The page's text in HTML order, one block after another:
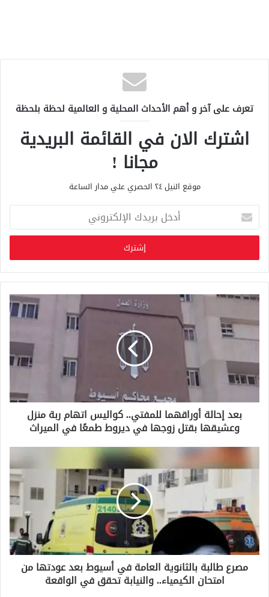
تعرف على آخر و أهم الأحداث المحلية و العالمية لحظة بلحظة
اشترك الان في القائمة البريدية
مجانا !
موقع النيل ٢٤ الحصري علي مدار الساعة
خ
ب
ر
ي
د
ا
ل
ل
ك
ت
ر
بعد إحالة أوراقهما للمفتي.. كواليس اتهام ربة منزل
وعشيقها بقتل زوجها في ديروط طمعًا في الميراث
مصرع طالبة بالثانوية العامة في أسيوط بعد عودتها من
امتحان الكيمياء.. والنيابة تحقق في الواقعة